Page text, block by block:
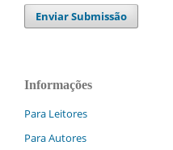
Enviar Submissão
Informações
Para Leitores
Para Autores